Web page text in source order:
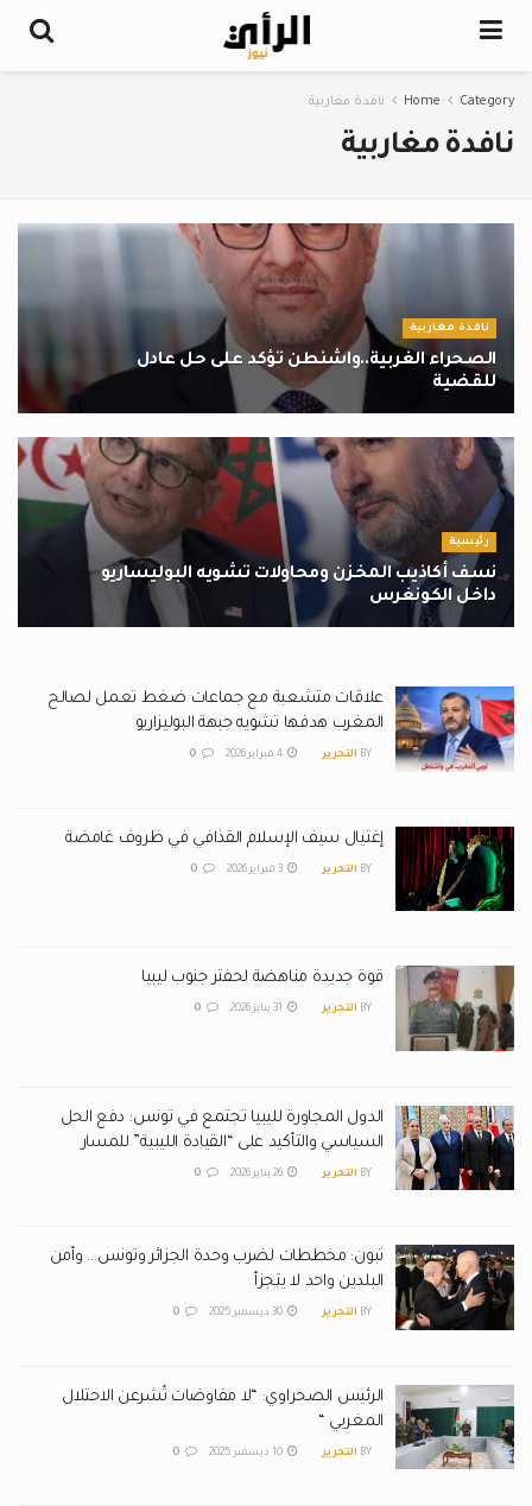
Home Category نافدة مغاربية
نافدة مغاربية
نافدة مغاربية
الصحراء الغربية..واشنطن تؤكد على حل عادل
للقضية
رئيسية
نسف أكاذيب المخزن ومحاولات تشويه البوليساريو
داخل الكونغرس
علاقات متشعبة مع جماعات ضغط تعمل لصالح
المغرب هدفها تشويه جبهة البوليزاريو
BY التحرير
إغتيال سيف الإسلام القذافي في ظروف غامضة
BY التحرير
قوة جديدة مناهضة لحفتر جنوب ليبيا
BY التحرير
الدول المجاورة لليبيا تجتمع في تونس: دفع الحل
السياسي والتأكيد على “القيادة الليبية” للمسار
BY التحرير
تبون: مخططات لضرب وحدة الجزائر وتونس… وأمن
البلدين واحد لا يتجزأ
BY التحرير
الرئيس الصحراوي: “لا مفاوضات تُشرعن الاحتلال
المغربي “
BY التحرير